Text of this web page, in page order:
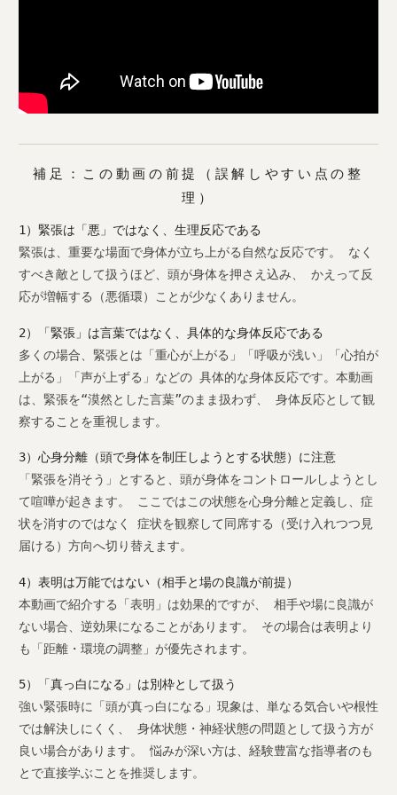
補足：この動画の前提（誤解しやすい点の整
理）
1）緊張は「悪」ではなく、生理反応である
緊張は、重要な場面で身体が立ち上がる自然な反応です。 なく
すべき敵として扱うほど、頭が身体を押さえ込み、 かえって反
応が増幅する（悪循環）ことが少なくありません。
2）「緊張」は言葉ではなく、具体的な身体反応である
多くの場合、緊張とは「重心が上がる」「呼吸が浅い」「心拍が
上がる」「声が上ずる」などの 具体的な身体反応です。本動画
は、緊張を“漠然とした言葉”のまま扱わず、 身体反応として観
察することを重視します。
3）心身分離（頭で身体を制圧しようとする状態）に注意
「緊張を消そう」とすると、頭が身体をコントロールしようとし
て喧嘩が起きます。 ここではこの状態を心身分離と定義し、症
状を消すのではなく 症状を観察して同席する（受け入れつつ見
届ける）方向へ切り替えます。
4）表明は万能ではない（相手と場の良識が前提）
本動画で紹介する「表明」は効果的ですが、 相手や場に良識が
ない場合、逆効果になることがあります。 その場合は表明より
も「距離・環境の調整」が優先されます。
5）「真っ白になる」は別枠として扱う
強い緊張時に「頭が真っ白になる」現象は、単なる気合いや根性
では解決しにくく、 身体状態・神経状態の問題として扱う方が
良い場合があります。 悩みが深い方は、経験豊富な指導者のも
とで直接学ぶことを推奨します。